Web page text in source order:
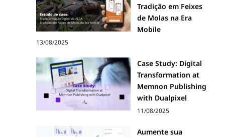
Tradição em Feixes
de Molas na Era
Mobile
13/08/2025
Case Study: Digital
Transformation at
Memnon Publishing
with Dualpixel
11/08/2025
Aumente sua